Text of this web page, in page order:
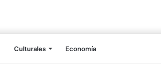
Culturales Economía